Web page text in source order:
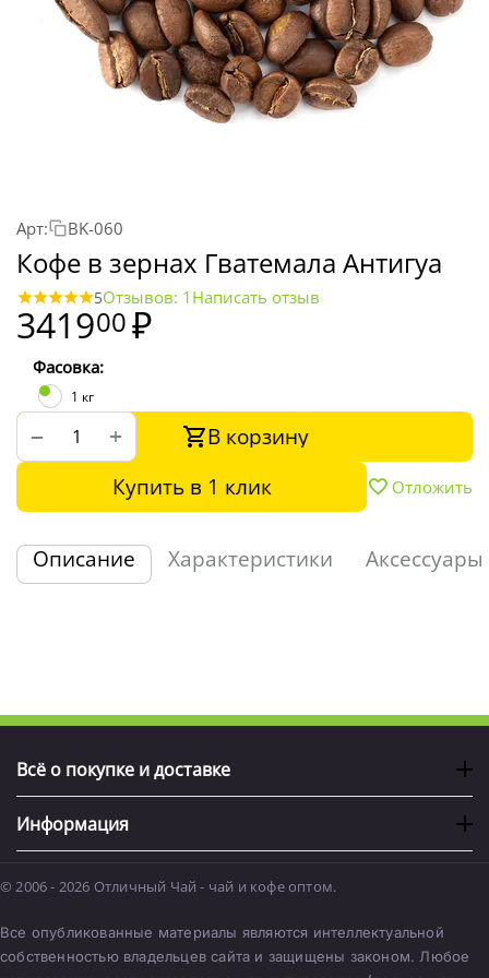
Арт: BK-060
Кофе в зернах Гватемала Антигуа
5Отзывов: 1 Написать отзыв
341900₽
Фасовка:
1 кг
+
−
В корзину
Купить в 1 клик
Отложить
Описание Характеристики Аксессуары
Всё о покупке и доставке
Информация
© 2006 - 2026 Отличный Чай - чай и кофе оптом.
Все опубликованные материалы являются интеллектуальной
собственностью владельцев сайта и защищены законом. Любое